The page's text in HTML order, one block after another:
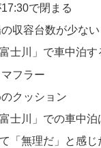
で閉まる
収容台数が少ない
士川」で車中泊
フラー
クッション
士川」での車中
「無理だ」と感